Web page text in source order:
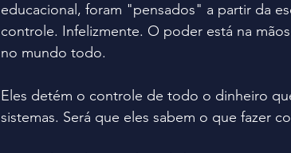
educacional, foram "pensados" a partir da
controle. Infelizmente. O poder está na
no mundo todo.
Eles detém o controle de todo o dinheiro
sistemas. Será que eles sabem o que fazer